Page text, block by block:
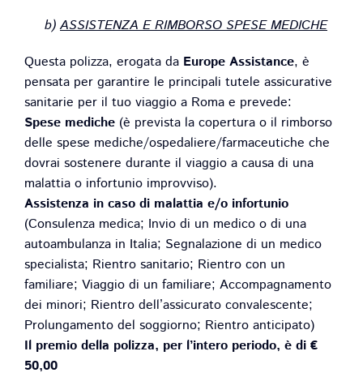
b)ASSISTENZA E RIMBORSO SPESE MEDICHE
Questa polizza, erogata da Europe Assistance, è
pensata per garantire le principali tutele assicurative
sanitarie per il tuo viaggio a Roma e prevede:
Spese mediche (è prevista la copertura o il rimborso
delle spese mediche/ospedaliere/farmaceutiche che
dovrai sostenere durante il viaggio a causa di una
malattia o infortunio improvviso).
Assistenza in caso di malattia e/o infortunio
(Consulenza medica; Invio di un medico o di una
autoambulanza in Italia; Segnalazione di un medico
specialista; Rientro sanitario; Rientro con un
familiare; Viaggio di un familiare; Accompagnamento
dei minori; Rientro dell’assicurato convalescente;
Prolungamento del soggiorno; Rientro anticipato)
Il premio della polizza, per l’intero periodo, è di €
50,00